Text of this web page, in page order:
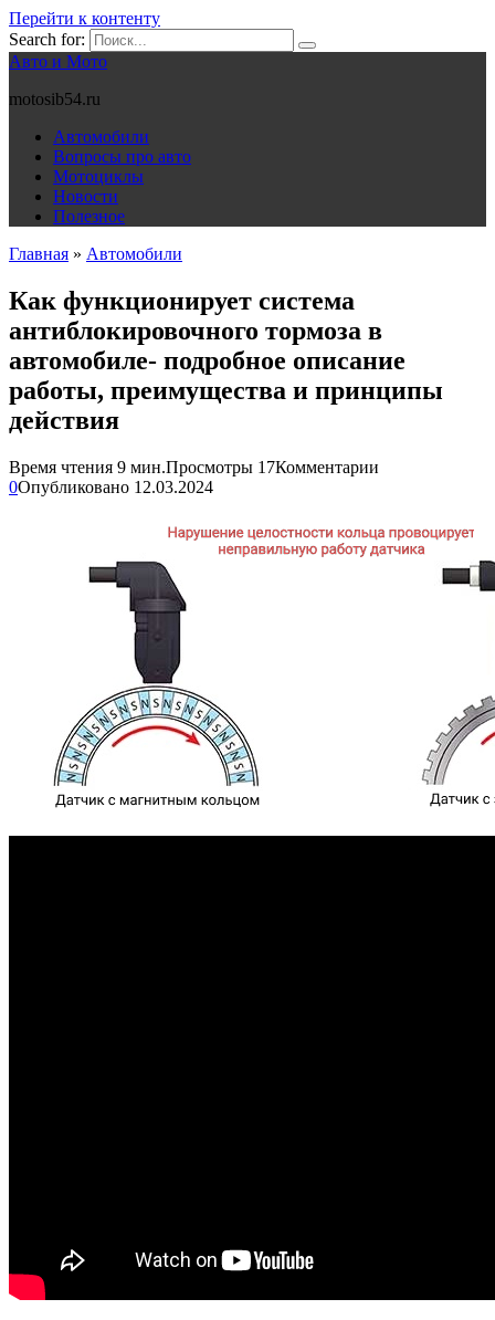
Перейти к контенту
Search for:
Авто и Мото
motosib54.ru
Автомобили
Вопросы про авто
Мотоциклы
Новости
Полезное
Главная » Автомобили
Как функционирует система
антиблокировочного тормоза в
автомобиле- подробное описание
работы, преимущества и принципы
действия
Время чтения 9 мин.Просмотры 17Комментарии
0Опубликовано 12.03.2024